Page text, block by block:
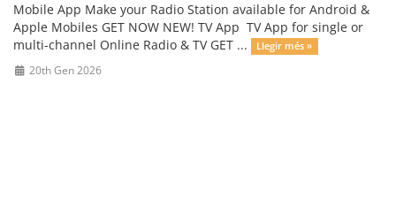
Mobile App Make your Radio Station available for Android &
Apple Mobiles GET NOW NEW! TV App TV App for single or
multi-channel Online Radio & TV GET ...
Llegir més »
20th Gen 2026